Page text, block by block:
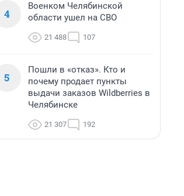
4
Военком Челябинской
области ушел на СВО
21 488 107
5
Пошли в «отказ». Кто и
почему продает пункты
выдачи заказов Wildberries в
Челябинске
21 307 192